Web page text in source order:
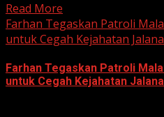
Read More
Farhan Tegaskan Patroli
untuk Cegah Kejahatan
Farhan Tegaskan Patroli
untuk Cegah Kejahatan